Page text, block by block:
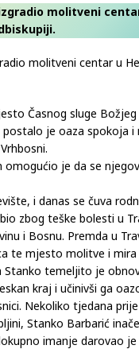
molitveni
molitveni centar u
Časnog sluge
je oaza spokoja
je da se
i danas se čuva
zbog teške bolesti u
i Bosnu. Premda u
te mjesto molitve i mira
temeljito je
kraj i učinivši ga
Nekoliko tjedana
Stanko Barbarić
imanje darovao